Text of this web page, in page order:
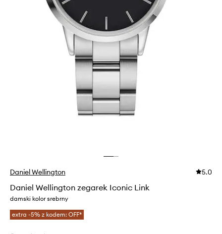
Daniel Wellington 5.0
Daniel Wellington zegarek Iconic Link
damski kolor srebrny
extra -5% z kodem: OFF*